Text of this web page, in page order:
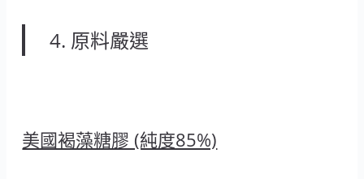
4. 原料嚴選
美國褐藻糖膠 (純度85%)